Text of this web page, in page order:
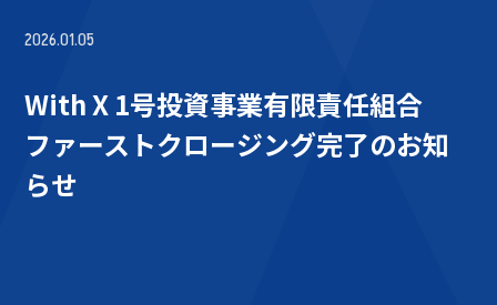
2026.01.05
With X 1号投資事業有限責任組合
ファーストクロージング完了のお知
らせ